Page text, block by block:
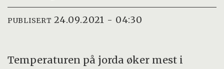
PUBLISERT 24.09.2021 - 04:30
Temperaturen på jorda øker mest i